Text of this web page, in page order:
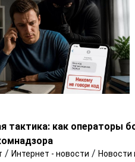
тактика: как операторы
/ Интернет - новости / Новости